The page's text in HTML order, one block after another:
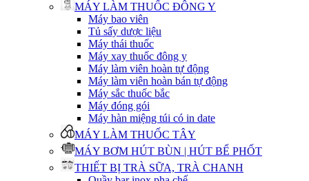
MÁY LÀM THUỐC ĐÔNG Y
Máy bao viên
Tủ sấy dược liệu
Máy thái thuốc
Máy xay thuốc đông y
Máy làm viên hoàn tự động
Máy làm viên hoàn bán tự động
Máy sắc thuốc bắc
Máy đóng gói
Máy hàn miệng túi có in date
MÁY LÀM THUỐC TÂY
MÁY BƠM HÚT BÙN | HÚT BỂ PHỐT
THIẾT BỊ TRÀ SỮA, TRÀ CHANH